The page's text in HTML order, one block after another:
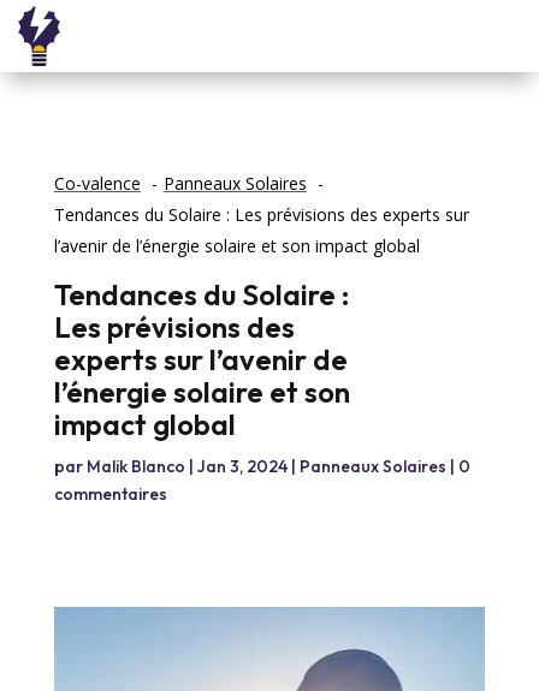
Co-valence
Panneaux Solaires
Tendances du Solaire : Les prévisions des experts sur
l’avenir de l’énergie solaire et son impact global
Tendances du Solaire :
Les prévisions des
experts sur l’avenir de
l’énergie solaire et son
impact global
par Malik Blanco | Jan 3, 2024| Panneaux Solaires | 0
commentaires